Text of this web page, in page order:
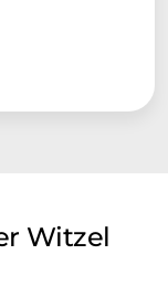
Witzel